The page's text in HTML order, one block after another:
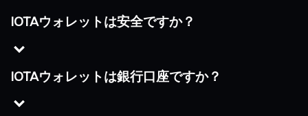
IOTAウォレットは安全ですか？
IOTAウォレットは銀行口座ですか？